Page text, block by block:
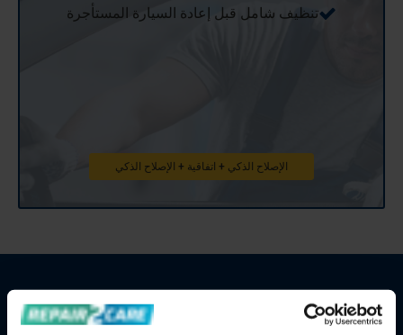
تنظيف شامل قبل إعادة السيارة المستأجرة
الإصلاح الذكي + اتفاقية + الإصلاح الذكي
احصل على اتفاقية أعمال مصممة خصيصًا لتناسب